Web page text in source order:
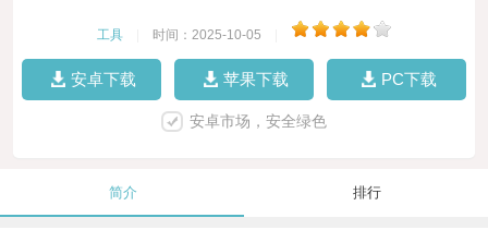
工具 时间：2025-10-05
安卓下载 苹果下载 PC下载
安卓市场，安全绿色
简介 排行